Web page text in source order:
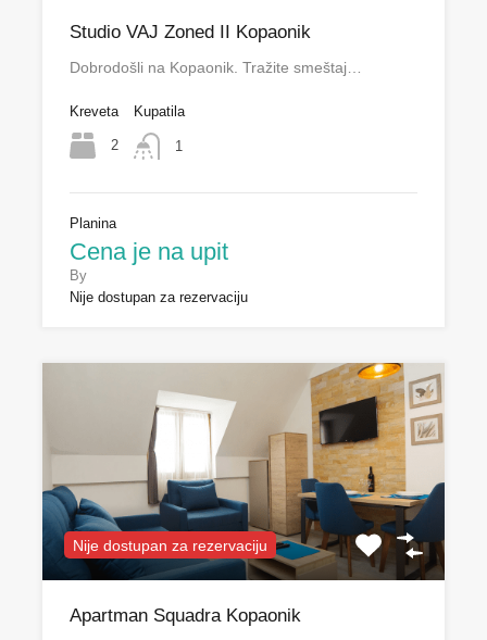
Studio VAJ Zoned II Kopaonik
Dobrodošli na Kopaonik. Tražite smeštaj…
Kreveta
2
Kupatila
1
Planina
Cena je na upit
By
Nije dostupan za rezervaciju
Nije dostupan za rezervaciju
Apartman Squadra Kopaonik